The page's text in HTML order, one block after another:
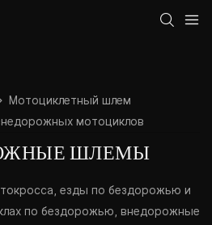
Мотоциклетный шлем
мотоциклов
ШЛЕМЫ
езды по бездорожью и
по бездорожью, внедорожные